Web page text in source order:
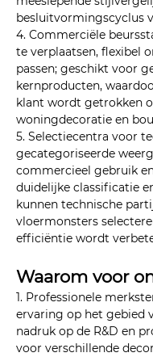
besluitvormingscyclus
4. Commerciële
te verplaatsen, flexibel
passen; geschikt voor
kernproducten,
klant wordt getrokken
woningdecoratie en
5. Selectiecentra voor
gecategoriseerde
commercieel gebruik
duidelijke classificatie
kunnen technische
vloermonsters
efficiëntie wordt
Waarom voor
1. Professionele
ervaring op het gebied
nadruk op de R&D en
voor verschillende